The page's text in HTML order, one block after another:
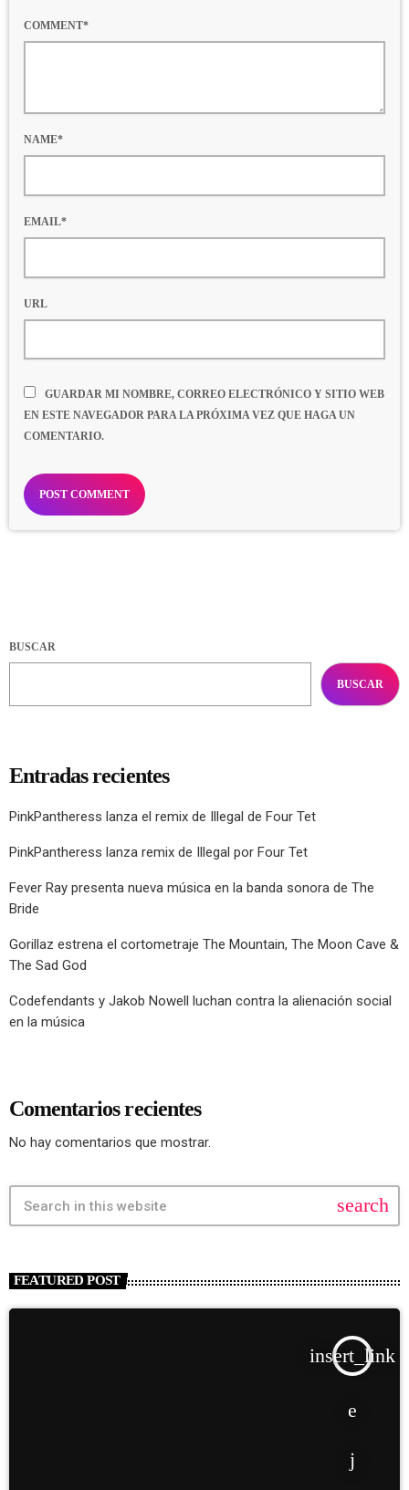
COMMENT*
NAME*
EMAIL*
URL
GUARDAR MI NOMBRE, CORREO ELECTRÓNICO Y SITIO WEB
EN ESTE NAVEGADOR PARA LA PRÓXIMA VEZ QUE HAGA UN
COMENTARIO.
BUSCAR
BUSCAR
Entradas recientes
PinkPantheress lanza el remix de Illegal de Four Tet
PinkPantheress lanza remix de Illegal por Four Tet
Fever Ray presenta nueva música en la banda sonora de The
Bride
Gorillaz estrena el cortometraje The Mountain, The Moon Cave &
The Sad God
Codefendants y Jakob Nowell luchan contra la alienación social
en la música
Comentarios recientes
No hay comentarios que mostrar.
search
FEATURED POST
insert_link